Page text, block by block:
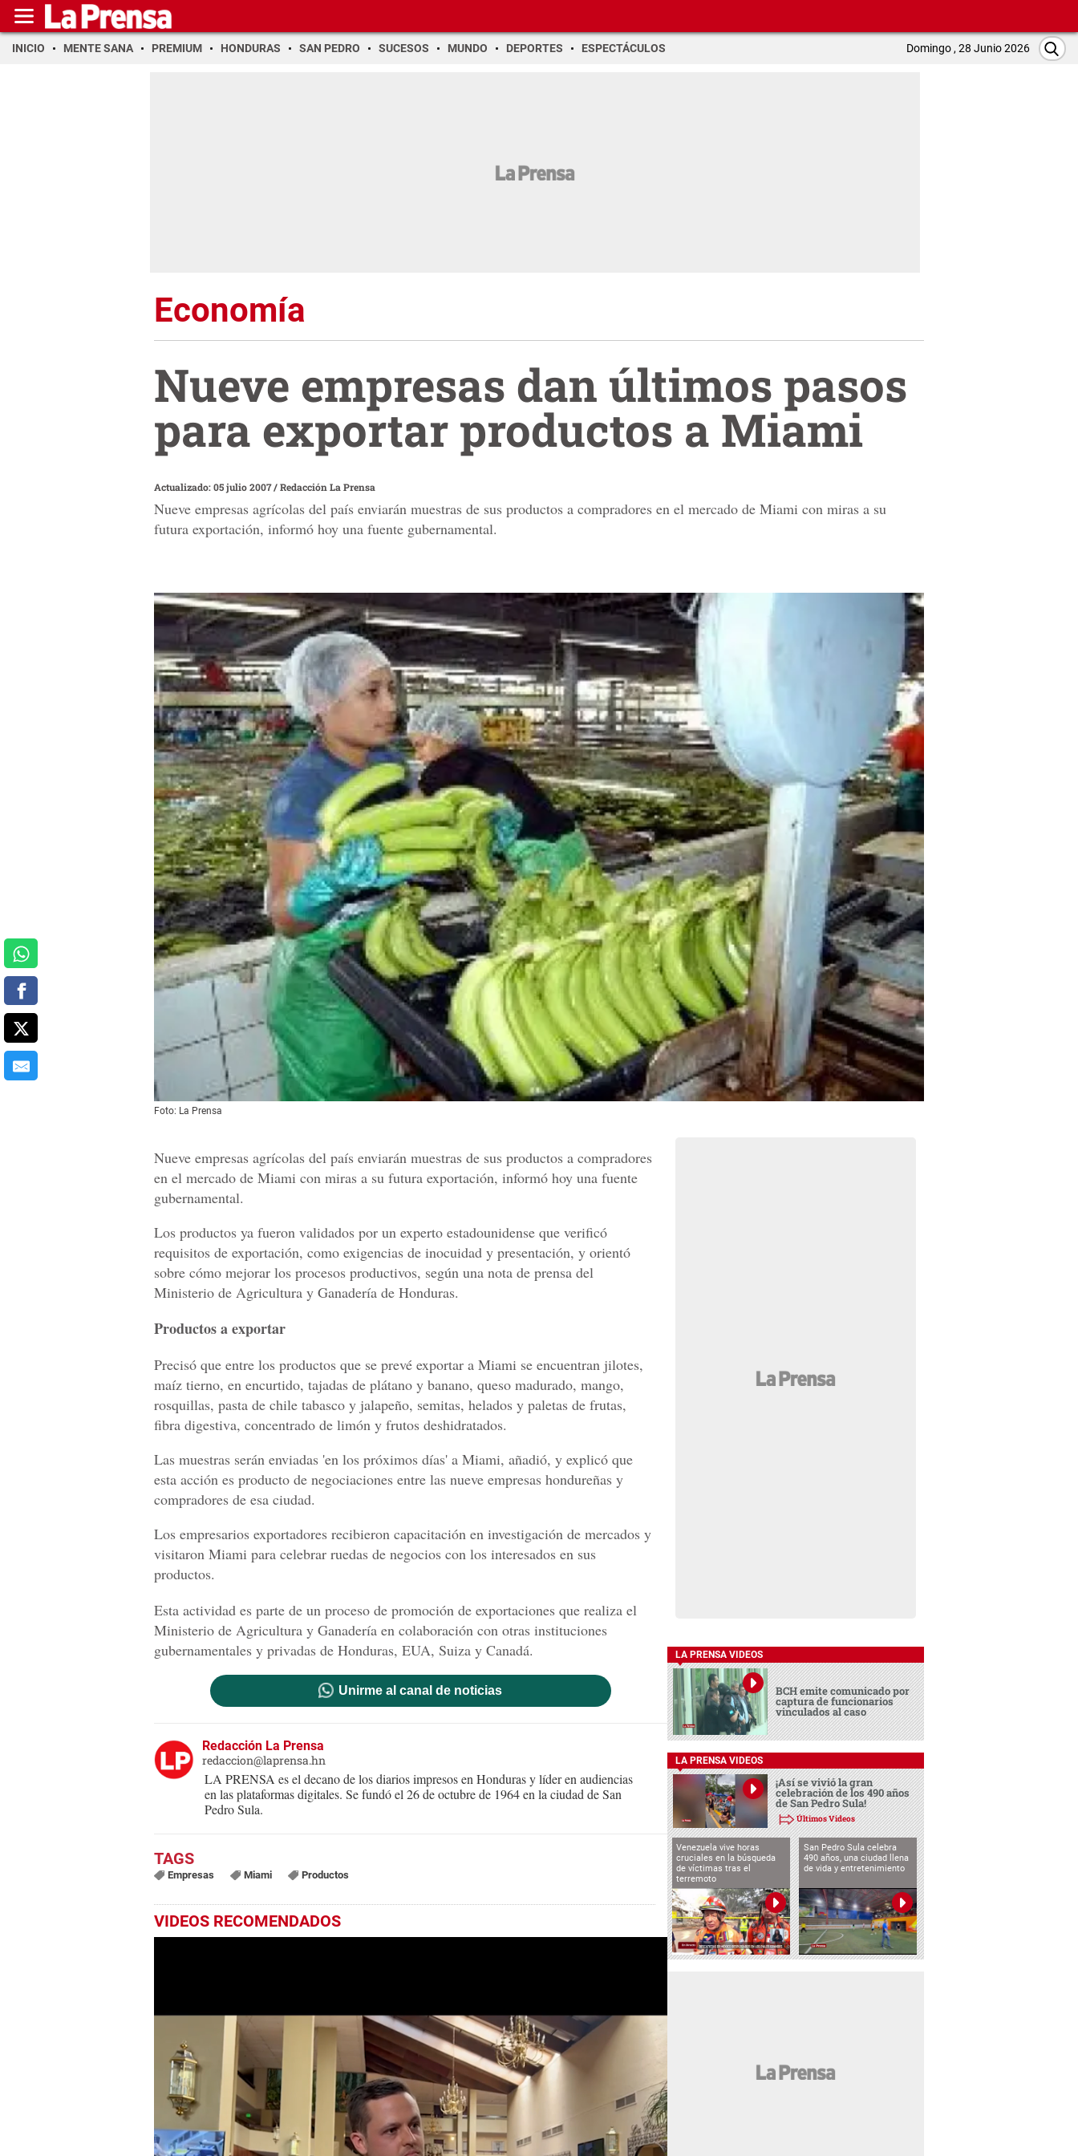
INICIO MENTE SANA PREMIUM HONDURAS SAN PEDRO SUCESOS MUNDO DEPORTES ESPECTÁCULOS Domingo , 28 Junio 2026
Economía
Nueve empresas dan últimos pasos
para exportar productos a Miami
Actualizado: 05 julio 2007/Redacción La Prensa
Nueve empresas agrícolas del país enviarán muestras de sus productos a compradores en el mercado de Miami con miras a su
futura exportación, informó hoy una fuente gubernamental.
Foto: La Prensa
Nueve empresas agrícolas del país enviarán muestras de sus productos a compradores
en el mercado de Miami con miras a su futura exportación, informó hoy una fuente
gubernamental.
Los productos ya fueron validados por un experto estadounidense que verificó
requisitos de exportación, como exigencias de inocuidad y presentación, y orientó
sobre cómo mejorar los procesos productivos, según una nota de prensa del
Ministerio de Agricultura y Ganadería de Honduras.
Productos a exportar
Precisó que entre los productos que se prevé exportar a Miami se encuentran jilotes,
maíz tierno, en encurtido, tajadas de plátano y banano, queso madurado, mango,
rosquillas, pasta de chile tabasco y jalapeño, semitas, helados y paletas de frutas,
fibra digestiva, concentrado de limón y frutos deshidratados.
Las muestras serán enviadas 'en los próximos días' a Miami, añadió, y explicó que
esta acción es producto de negociaciones entre las nueve empresas hondureñas y
compradores de esa ciudad.
Los empresarios exportadores recibieron capacitación en investigación de mercados y
visitaron Miami para celebrar ruedas de negocios con los interesados en sus
productos.
Esta actividad es parte de un proceso de promoción de exportaciones que realiza el
Ministerio de Agricultura y Ganadería en colaboración con otras instituciones
gubernamentales y privadas de Honduras, EUA, Suiza y Canadá.
Unirme al canal de noticias
Redacción La Prensa
redaccion@laprensa.hn
LA PRENSA es el decano de los diarios impresos en Honduras y líder en audiencias
en las plataformas digitales. Se fundó el 26 de octubre de 1964 en la ciudad de San
Pedro Sula.
Empresas Miami Productos
VIDEOS RECOMENDADOS
LA PRENSA VIDEOS
BCH emite comunicado por
captura de funcionarios
vinculados al caso
LA PRENSA VIDEOS
¡Así se vivió la gran
celebración de los 490 años
de San Pedro Sula!
Últimos Videos
Venezuela vive horas
cruciales en la búsqueda
de víctimas tras el
terremoto
San Pedro Sula celebra
490 años, una ciudad llena
de vida y entretenimiento